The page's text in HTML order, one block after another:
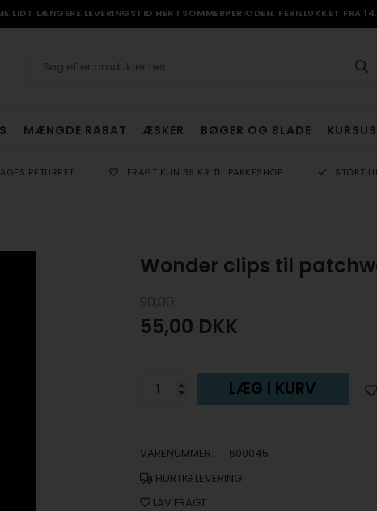
LIDT LÆNGERE LEVERINGSTID HER I SOMMERPERIODEN. FERIELUKKET
MÆNGDE RABAT ÆSKER BØGER OG BLADE
RETURRET FRAGT KUN 39 KR TIL PAKKESHOP STORT
Wonder clips til
90,00
55,00 DKK
LÆG I KURV
VARENUMMER:
600045
HURTIG LEVERING
LAV FRAGT